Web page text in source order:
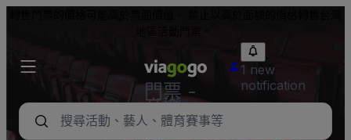
門票 -
音樂
會、體
1 new
notification